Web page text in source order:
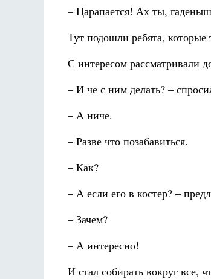
– Царапается! Ах ты,
Тут подошли ребята,
С интересом рассматривали
– И че с ним делать? –
– А ниче.
– Разве что позабавиться.
– Как?
– А если его в костер? –
– Зачем?
– А интересно!
И стал собирать вокруг все,